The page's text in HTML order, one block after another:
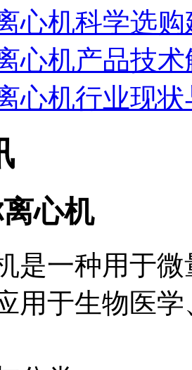
心机科学选购
心机产品技术
心机行业现
心机
是一种用于
用于生物医